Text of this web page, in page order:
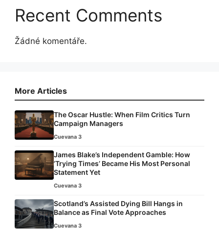
Recent Comments
Žádné komentáře.
More Articles
The Oscar Hustle: When Film Critics Turn
Campaign Managers
Cuevana 3
James Blake’s Independent Gamble: How
‘Trying Times’ Became His Most Personal
Statement Yet
Cuevana 3
Scotland’s Assisted Dying Bill Hangs in
Balance as Final Vote Approaches
Cuevana 3